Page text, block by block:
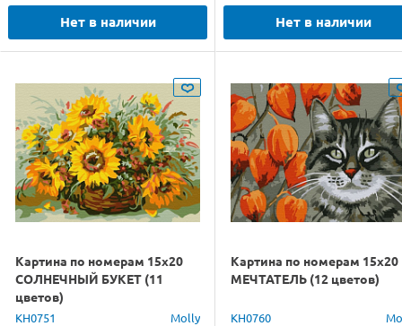
Нет в наличии Нет в наличии
Картина по номерам 15х20
СОЛНЕЧНЫЙ БУКЕТ (11
цветов)
KH0751 Molly
Картина по номерам 15х20
МЕЧТАТЕЛЬ (12 цветов)
KH0760